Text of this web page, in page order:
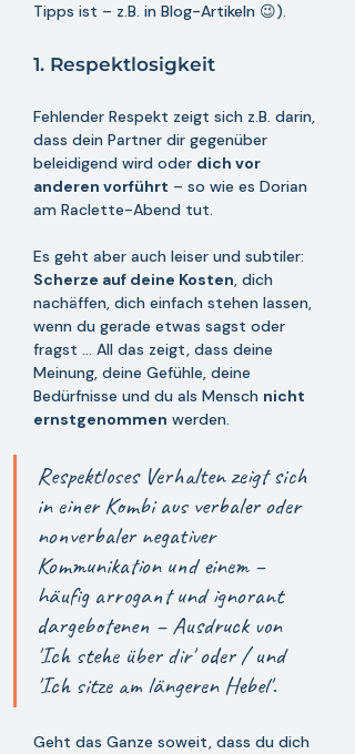
Tipps ist – z.B. in Blog-Artikeln 😉).
1. Respektlosigkeit
Fehlender Respekt zeigt sich z.B. darin,
dass dein Partner dir gegenüber
beleidigend wird oder dich vor
anderen vorführt – so wie es Dorian
am Raclette-Abend tut.
Es geht aber auch leiser und subtiler:
Scherze auf deine Kosten, dich
nachäffen, dich einfach stehen lassen,
wenn du gerade etwas sagst oder
fragst ... All das zeigt, dass deine
Meinung, deine Gefühle, deine
Bedürfnisse und du als Mensch nicht
ernstgenommen werden.
Respektloses Verhalten zeigt sich
in einer Kombi aus verbaler oder
nonverbaler negativer
Kommunikation und einem –
häufig arrogant und ignorant
dargebotenen – Ausdruck von
'Ich stehe über dir' oder / und
'Ich sitze am längeren Hebel'.
Geht das Ganze soweit, dass du dich